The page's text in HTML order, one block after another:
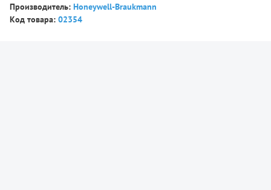
Производитель: Honeywell-Braukmann
Код товара: 02354